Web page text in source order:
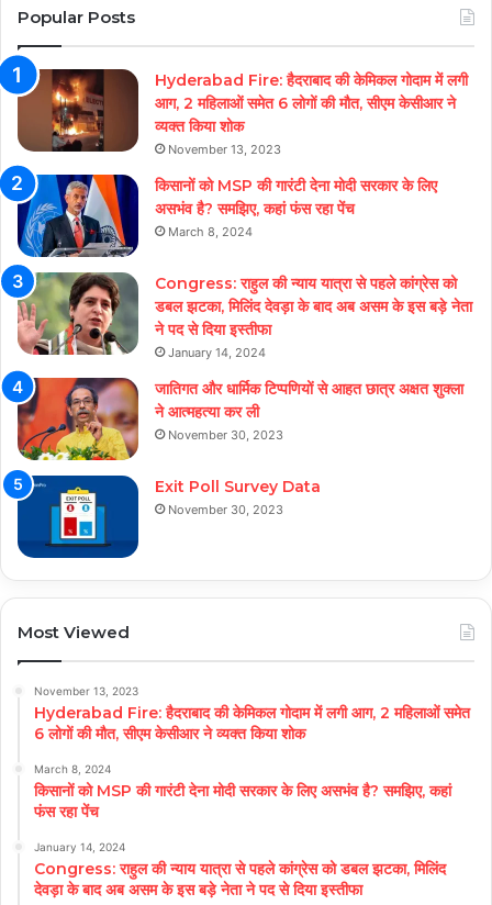
Popular Posts
Hyderabad Fire: हैदराबाद की केमिकल गोदाम में लगी
आग, 2 महिलाओं समेत 6 लोगों की मौत, सीएम केसीआर ने
व्यक्त किया शोक
November 13, 2023
किसानों को MSP की गारंटी देना मोदी सरकार के लिए
असभंव है? समझिए, कहां फंस रहा पेंच
March 8, 2024
Congress: राहुल की न्याय यात्रा से पहले कांग्रेस को
डबल झटका, मिलिंद देवड़ा के बाद अब असम के इस बड़े नेता
ने पद से दिया इस्तीफा
January 14, 2024
जातिगत और धार्मिक टिप्पणियों से आहत छात्र अक्षत शुक्ला
ने आत्महत्या कर ली
November 30, 2023
Exit Poll Survey Data
November 30, 2023
Most Viewed
November 13, 2023
Hyderabad Fire: हैदराबाद की केमिकल गोदाम में लगी आग, 2 महिलाओं समेत
6 लोगों की मौत, सीएम केसीआर ने व्यक्त किया शोक
March 8, 2024
किसानों को MSP की गारंटी देना मोदी सरकार के लिए असभंव है? समझिए, कहां
फंस रहा पेंच
January 14, 2024
Congress: राहुल की न्याय यात्रा से पहले कांग्रेस को डबल झटका, मिलिंद
देवड़ा के बाद अब असम के इस बड़े नेता ने पद से दिया इस्तीफा